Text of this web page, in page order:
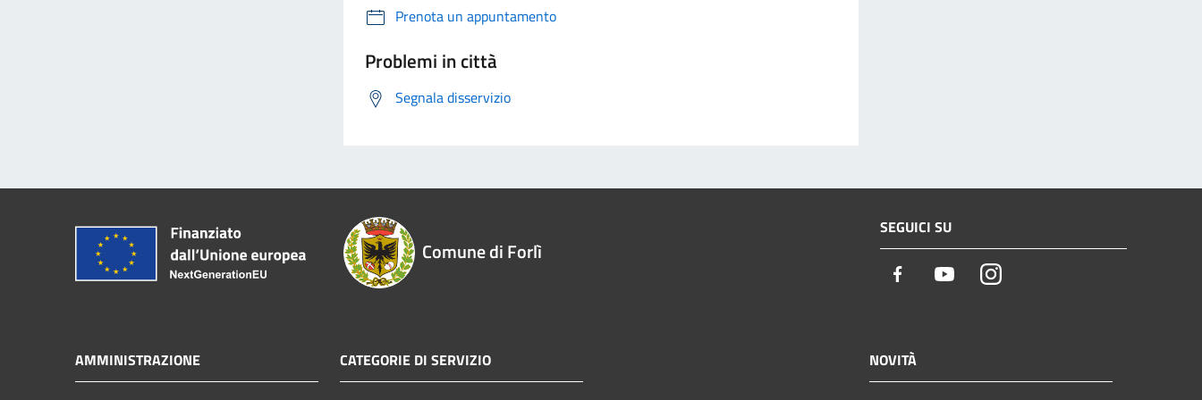
Prenota un appuntamento
Problemi in città
Segnala disservizio
Comune di Forlì
SEGUICI SU
Facebook YoutubeInstagram
AMMINISTRAZIONE CATEGORIE DI SERVIZIO NOVITÀ